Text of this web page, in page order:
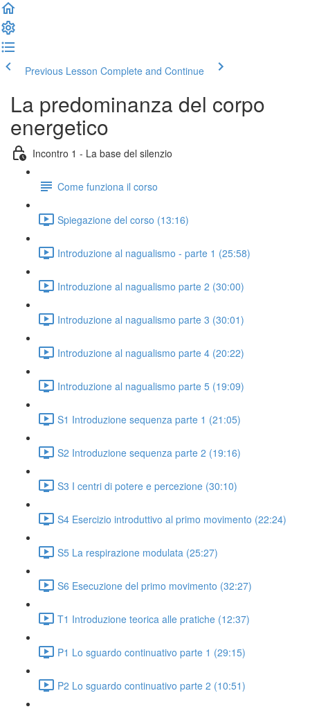
Previous Lesson Complete and Continue
La predominanza del corpo
energetico
Incontro 1 - La base del silenzio
Come funziona il corso
Spiegazione del corso (13:16)
Introduzione al nagualismo - parte 1 (25:58)
Introduzione al nagualismo parte 2 (30:00)
Introduzione al nagualismo parte 3 (30:01)
Introduzione al nagualismo parte 4 (20:22)
Introduzione al nagualismo parte 5 (19:09)
S1 Introduzione sequenza parte 1 (21:05)
S2 Introduzione sequenza parte 2 (19:16)
S3 I centri di potere e percezione (30:10)
S4 Esercizio introduttivo al primo movimento (22:24)
S5 La respirazione modulata (25:27)
S6 Esecuzione del primo movimento (32:27)
T1 Introduzione teorica alle pratiche (12:37)
P1 Lo sguardo continuativo parte 1 (29:15)
P2 Lo sguardo continuativo parte 2 (10:51)